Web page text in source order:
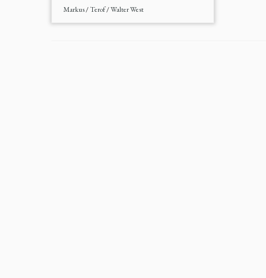
Markus/Terof/Walter West